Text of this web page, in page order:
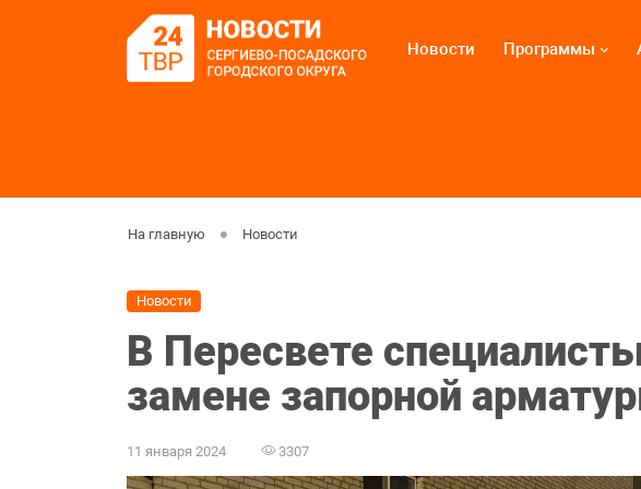
Новости Программы
На главную Новости
Новости
В Пересвете
замене запорной
11 января 2024 3307